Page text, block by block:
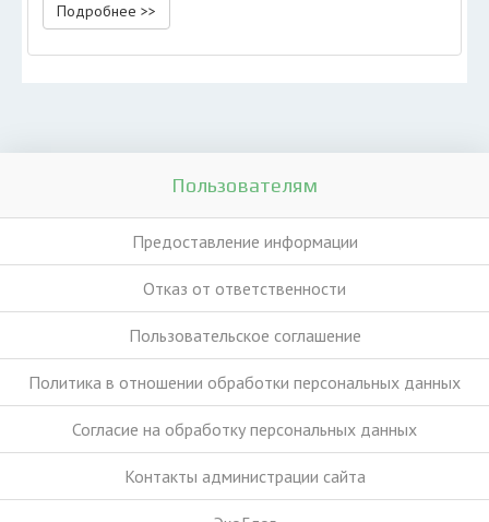
Подробнее >>
Пользователям
Предоставление информации
Отказ от ответственности
Пользовательское соглашение
Политика в отношении обработки персональных данных
Согласие на обработку персональных данных
Контакты администрации сайта